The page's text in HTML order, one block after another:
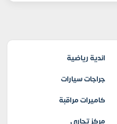
اندية رياضية
جراجات سيارات
كاميرات مراقبة
مركز تجاري